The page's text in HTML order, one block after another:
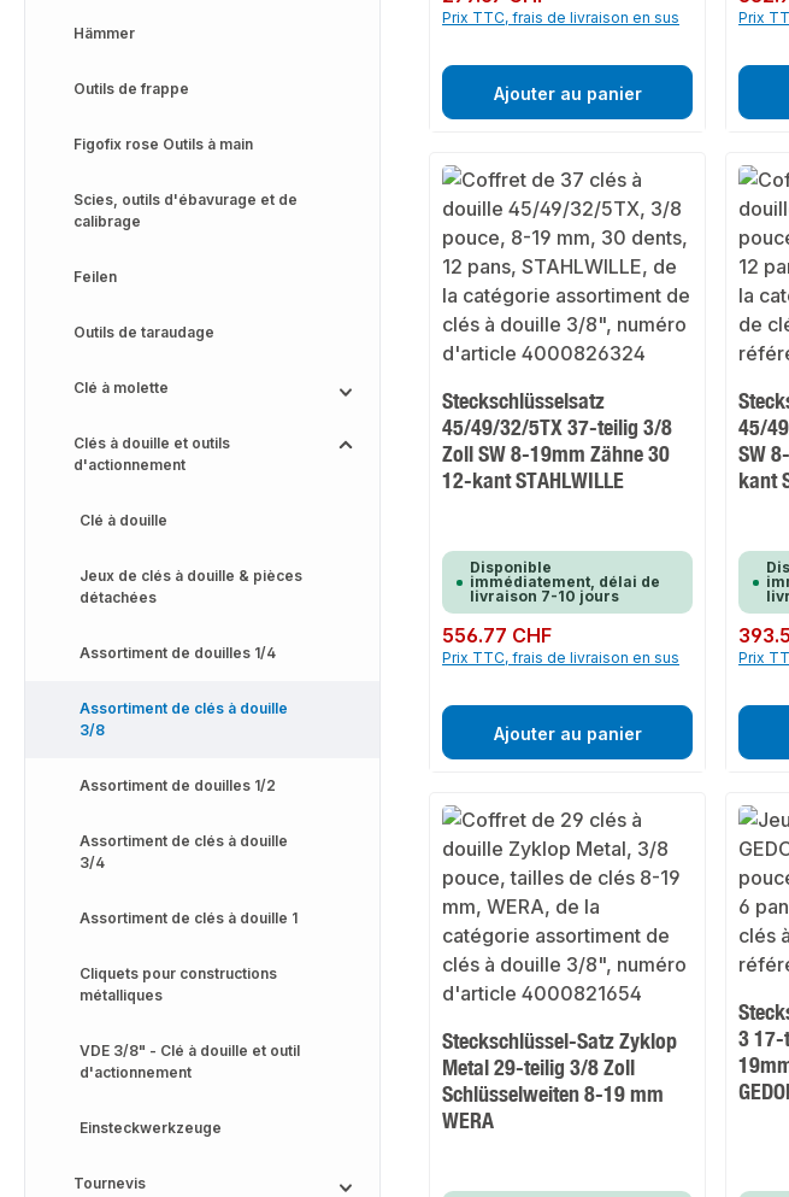
Hämmer
Outils de frappe
Figofix rose Outils à main
Scies, outils d'ébavurage et de
calibrage
Feilen
Outils de taraudage
Clé à molette
Clés à douille et outils
d'actionnement
Clé à douille
Jeux de clés à douille & pièces
détachées
Assortiment de douilles 1/4
Assortiment de clés à douille
3/8
Assortiment de douilles 1/2
Assortiment de clés à douille
3/4
Assortiment de clés à douille 1
Cliquets pour constructions
métalliques
VDE 3/8" - Clé à douille et outil
d'actionnement
Einsteckwerkzeuge
Tournevis
Prix TTC, frais de livraison en sus
Ajouter au panier
Prix
Steckschlüsselsatz
45/49/32/5TX 37-teilig 3/8
Zoll SW 8-19mm Zähne 30
12-kant STAHLWILLE
Disponible
immédiatement, délai de
livraison 7-10 jours
Prix régulier :
556.77 CHF
Prix TTC, frais de livraison en sus
Ajouter au panier
45/
SW
kant
Prix
Prix
Steckschlüssel-Satz Zyklop
Metal 29-teilig 3/8 Zoll
Schlüsselweiten 8-19 mm
WERA
3 17-